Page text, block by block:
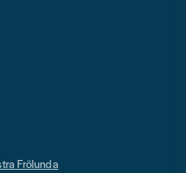
Frölunda